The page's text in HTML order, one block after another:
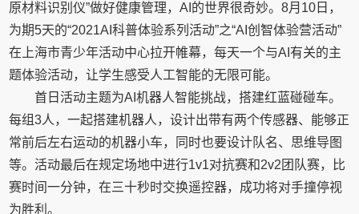
原材料识别仪”做好健康管理，AI的世界很奇妙。8月10日，
为期5天的“2021AI科普体验系列活动”之“AI创智体验营活动”
在上海市青少年活动中心拉开帷幕，每天一个与AI有关的主
题体验活动，让学生感受人工智能的无限可能。
首日活动主题为AI机器人智能挑战，搭建红蓝碰碰车。
每组3人，一起搭建机器人，设计出带有两个传感器、能够正
常前后左右运动的机器小车，同时也要设计队名、思维导图
等。活动最后在规定场地中进行1v1对抗赛和2v2团队赛，比
赛时间一分钟，在三十秒时交换遥控器，成功将对手撞停视
为胜利。